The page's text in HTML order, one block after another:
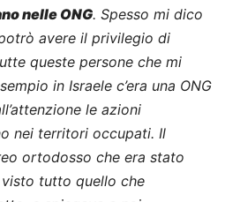
nelle ONG. Spesso mi dico
avere il privilegio di
queste persone che mi
in Israele c’era una ONG
le azioni
nei territori occupati. Il
ortodosso che era stato
visto tutto quello che